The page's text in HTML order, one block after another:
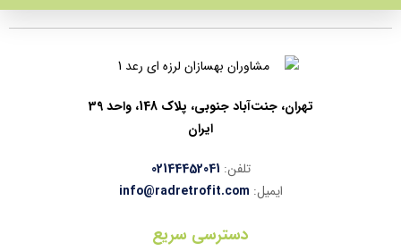
تهران، جنت‌آباد جنوبی، پلاک 148، واحد 39
ایران
تلفن: 02144452041
ایمیل: info@radretrofit.com
دسترسی سریع